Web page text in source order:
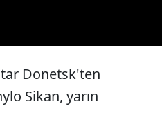
Donetsk'ten
Sikan, yarın